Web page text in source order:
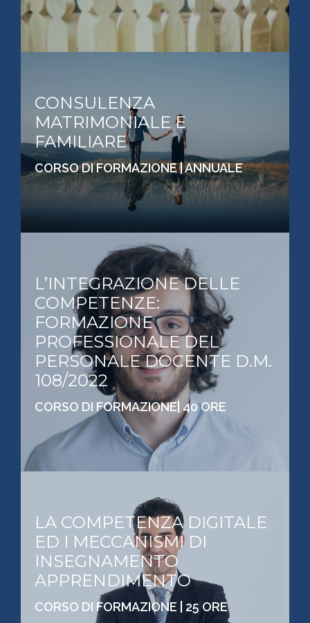
CONSULENZA
MATRIMONIALE E
FAMILIARE
CORSO DI FORMAZIONE | ANNUALE
L’INTEGRAZIONE DELLE
COMPETENZE:
FORMAZIONE
PROFESSIONALE DEL
PERSONALE DOCENTE D.M.
108/2022
CORSO DI FORMAZIONE| 40 ORE
LA COMPETENZA DIGITALE
ED I MECCANISMI DI
INSEGNAMENTO
APPRENDIMENTO
CORSO DI FORMAZIONE | 25 ORE